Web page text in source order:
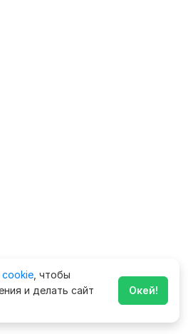
cookie , чтобы
и делать сайт
Окей!